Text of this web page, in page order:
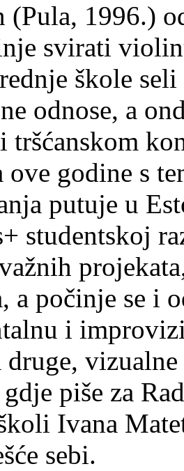
(Pula, 1996.)
svirati
škole
odnose, a
tršćanskom
godine s
putuje u
studentskoj
a počinje se i
i
druge,
piše za
Ivana
sebi.